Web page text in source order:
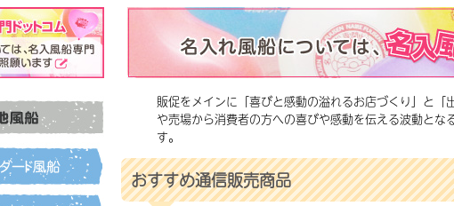
販促をメインに「喜びと感動の溢れるお店づくり」と
や売場から消費者の方への喜びや感動を伝える波動と
す。
おすすめ通信販売商品